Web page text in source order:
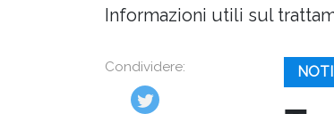
Informazioni utili sul
Condividere: